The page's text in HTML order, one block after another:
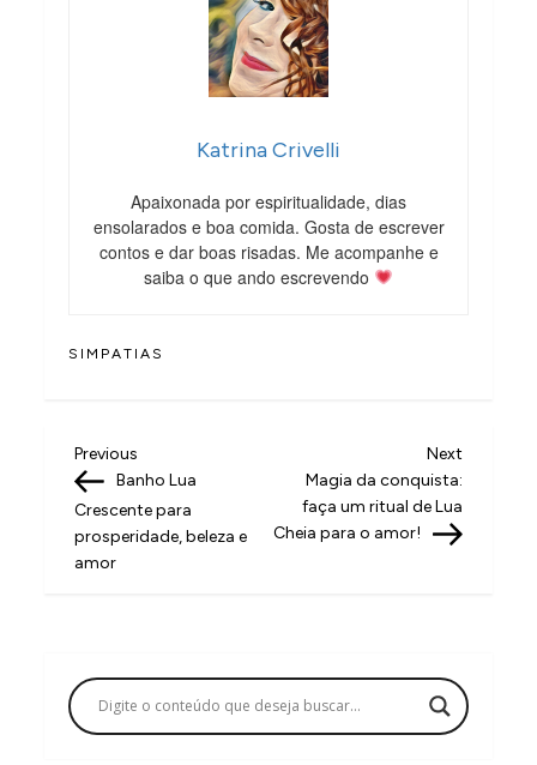
Katrina Crivelli
Apaixonada por espiritualidade, dias
ensolarados e boa comida. Gosta de escrever
contos e dar boas risadas. Me acompanhe e
saiba o que ando escrevendo
SIMPATIAS
N
a
v
e
ç
ã
Previous
Post
Previous
Banho Lua
Crescente para
prosperidade, beleza e
amor
Next
Post
Next
Magia da conquista:
faça um ritual de Lua
Cheia para o amor!